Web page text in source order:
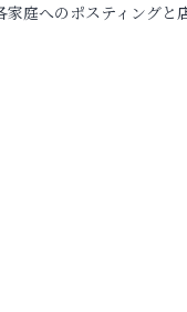
家庭へのポスティングと